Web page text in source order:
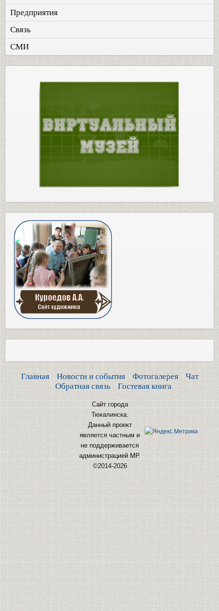
Предприятия
Связь
СМИ
Главная Новости и события Фотогалерея
Чат
Обратная связь
Гостевая книга
Сайт города
Тюкалинска.
Данный проект
является частным и
не поддерживается
администрацией МР.
©2014-2026